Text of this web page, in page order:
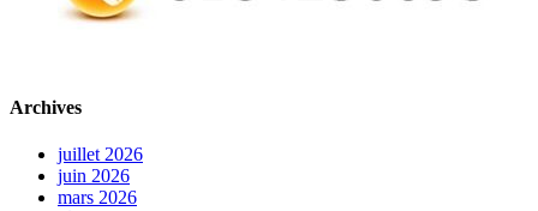
Archives
juillet 2026
juin 2026
mars 2026